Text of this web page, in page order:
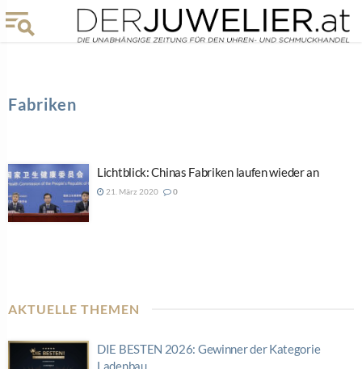
Fabriken
Lichtblick: Chinas Fabriken laufen wieder an
21. März 2020 0
AKTUELLE THEMEN
DIE BESTEN 2026: Gewinner der Kategorie
Ladenbau